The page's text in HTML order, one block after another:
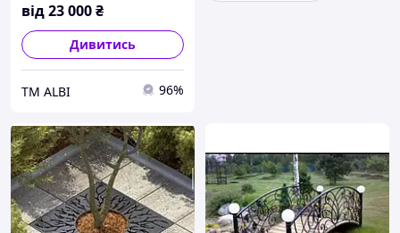
від23 000₴
Дивитись
ТМ ALBI 96%